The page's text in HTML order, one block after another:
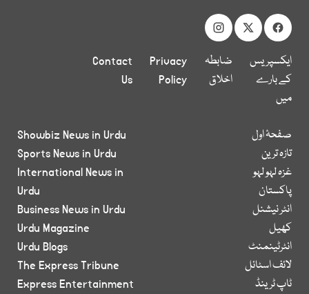
ایکسپریس
کے بارے
میں
ضابطہ
اخلاق
Privacy
Policy
Contact
Us
صفحۂ اول
تازہ ترین
غزہ لہو لہو
پاکستان
انٹر نیشنل
کھیل
انٹرٹینمنٹ
لائف اسٹائل
ٹاپ ٹرینڈ
Showbiz News in Urdu
Sports News in Urdu
International News in
Urdu
Business News in Urdu
Urdu Magazine
Urdu Blogs
The Express Tribune
Express Entertainment